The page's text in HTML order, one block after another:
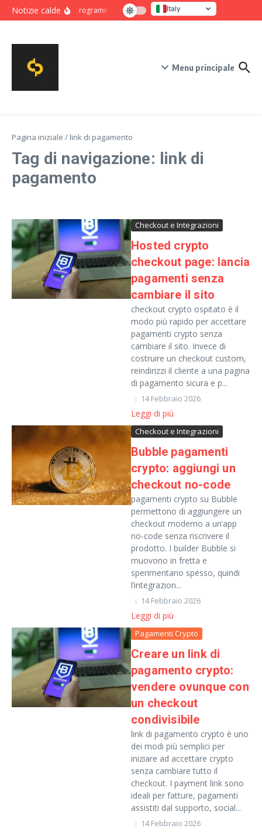
Salta al contenuto
Notizie calde Programma intensivo di novanta giorni per crescita e
Italy
United States
Menu principale
Pagina iniziale / link di pagamento
Tag di navigazione: link di
pagamento
Checkout e Integrazioni
Hosted crypto
checkout page: lancia
pagamenti senza
cambiare il sito
checkout crypto ospitato è il
modo più rapido per accettare
pagamenti crypto senza
cambiare il sito. Invece di
costruire un checkout custom,
reindirizzi il cliente a una pagina
di pagamento sicura e p...
14 Febbraio 2026
Leggi di più
Checkout e Integrazioni
Bubble pagamenti
crypto: aggiungi un
checkout no-code
pagamenti crypto su Bubble
permettono di aggiungere un
checkout moderno a un’app
no‑code senza riscrivere il
prodotto. I builder Bubble si
muovono in fretta e
sperimentano spesso, quindi
l’integrazion...
14 Febbraio 2026
Leggi di più
Pagamenti Crypto
Creare un link di
pagamento crypto:
vendere ovunque con
un checkout
condivisibile
link di pagamento crypto è uno
dei modi più semplici per
iniziare ad accettare crypto
senza cambiare tutto il
checkout. I payment link sono
ideali per fatture, pagamenti
assistiti dal supporto, social...
14 Febbraio 2026